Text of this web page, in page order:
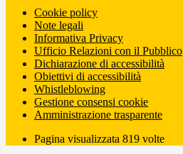
Cookie policy
Note legali
Informativa Privacy
Ufficio Relazioni con il Pubblico
Dichiarazione di accessibilità
Obiettivi di accessibilità
Whistleblowing
Gestione consensi cookie
Amministrazione trasparente
Pagina visualizzata 819 volte